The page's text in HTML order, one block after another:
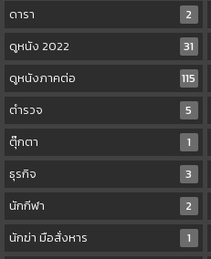
ดารา
2
ดูหนัง 2022
31
ดูหนังภาคต่อ
115
ตำรวจ
5
ตุ๊กตา
1
ธุรกิจ
3
นักกีฬา
2
นักฆ่า มือสั่งหาร
1